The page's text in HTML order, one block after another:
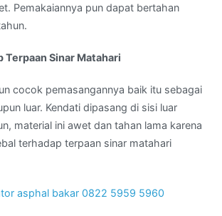
Pemakaiannya pun dapat bertahan
Terpaan Sinar Matahari
cocok pemasangannya baik itu sebagai
luar. Kendati dipasang di sisi luar
material ini awet dan tahan lama karena
terhadap terpaan sinar matahari